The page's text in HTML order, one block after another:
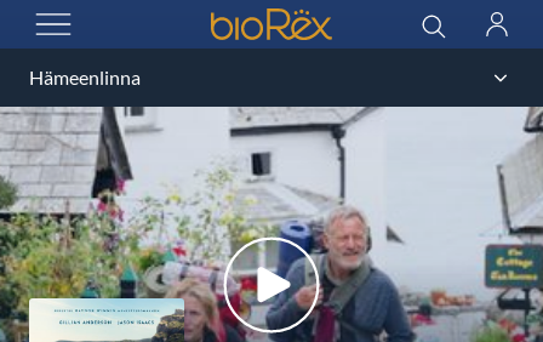
AVAA VALIKKO
BioRex Cinemas Haku